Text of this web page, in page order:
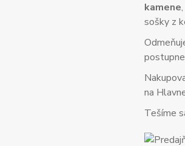
kamene,
sošky z
na
Tešíme